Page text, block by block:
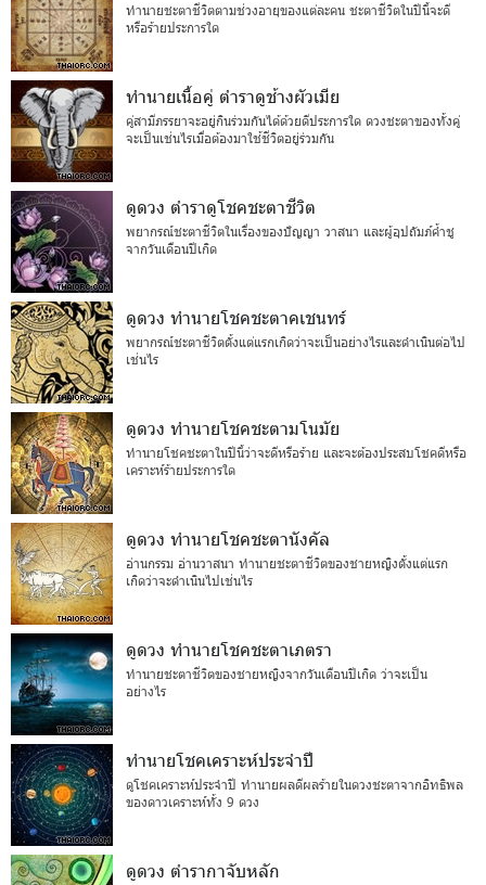
ทำนายชะตาชีวิตตามช่วงอายุของแต่ละคน ชะตาชีวิตในปีนี้จะดี
หรือร้ายประการใด
ทำนายเนื้อคู่ ตำราดูช้างผัวเมีย
คู่สามีภรรยาจะอยู่กินร่วมกันได้ด้วยดีประการใด ดวงชะตาของทั้งคู่
จะเป็นเช่นไรเมื่อต้องมาใช้ชีวิตอยู่ร่วมกัน
ดูดวง ตำราดูโชคชะตาชีวิต
พยากรณ์ชะตาชีวิตในเรื่องของปัญญา วาสนา และผู้อุปถัมภ์ค้ำชู
จากวันเดือนปีเกิด
ดูดวง ทำนายโชคชะตาคเชนทร์
พยากรณ์ชะตาชีวิตตั้งแต่แรกเกิดว่าจะเป็นอย่างไรและดำเนินต่อไป
เช่นไร
ดูดวง ทำนายโชคชะตามโนมัย
ทำนายโชคชะตาในปีนี้ว่าจะดีหรือร้าย และจะต้องประสบโชคดีหรือ
เคราะห์ร้ายประการใด
ดูดวง ทำนายโชคชะตานังคัล
อ่านกรรม อ่านวาสนา ทำนายชะตาชีวิตของชายหญิงตั้งแต่แรก
เกิดว่าจะดำเนินไปเช่นไร
ดูดวง ทำนายโชคชะตาเภตรา
ทำนายชะตาชีวิตของชายหญิงจากวันเดือนปีเกิด ว่าจะเป็น
อย่างไร
ทำนายโชคเคราะห์ประจำปี
ดูโชคเคราะห์ประจำปี ทำนายผลดีผลร้ายในดวงชะตาจากอิทธิพล
ของดาวเคราะห์ทั้ง 9 ดวง
ดูดวง ตำรากาจับหลัก